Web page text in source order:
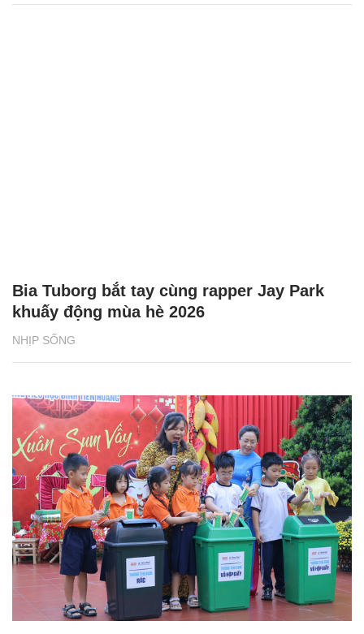
NHỊP SỐNG
Bia Tuborg bắt tay cùng rapper Jay Park
khuấy động mùa hè 2026